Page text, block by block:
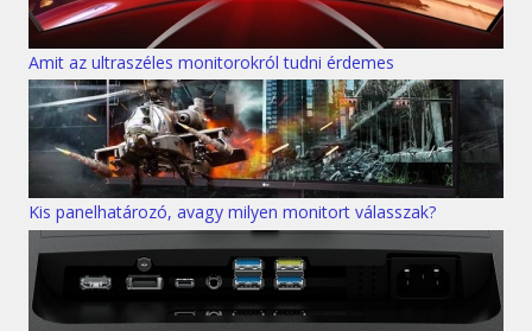
Amit az ultraszéles monitorokról tudni érdemes
Kis panelhatározó, avagy milyen monitort válasszak?